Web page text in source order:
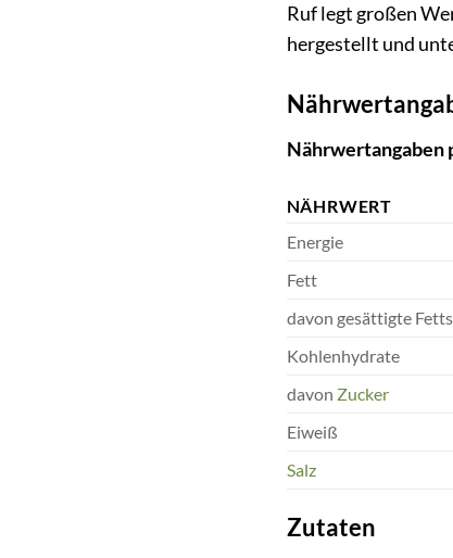
Ruf legt großen
hergestellt und
Nährwertangaben
NÄHRWERT
Energie
Fett
davon gesättigte
Kohlenhydrate
davon Zucker
Eiweiß
Salz
Zutaten